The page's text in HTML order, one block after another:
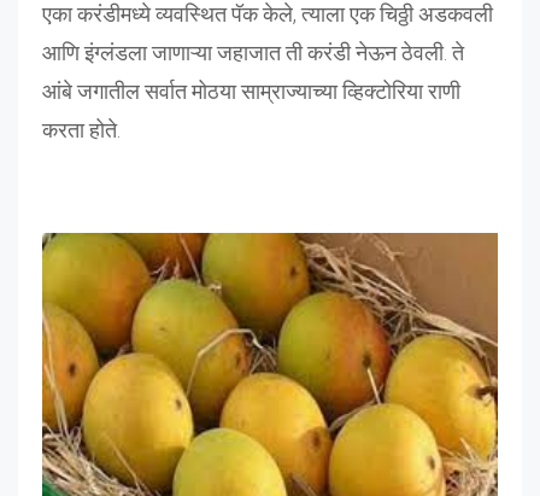
एका करंडीमध्ये व्यवस्थित पॅक केले, त्याला एक चिठ्ठी अडकवली
आणि इंग्लंडला जाणाऱ्या जहाजात ती करंडी नेऊन ठेवली. ते
आंबे जगातील सर्वात मोठया साम्राज्याच्या व्हिक्टोरिया राणी
करता होते.